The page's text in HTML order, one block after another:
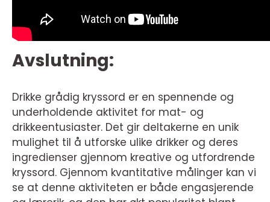
Avslutning:
Drikke grådig kryssord er en spennende og
underholdende aktivitet for mat- og
drikkeentusiaster. Det gir deltakerne en unik
mulighet til å utforske ulike drikker og deres
ingredienser gjennom kreative og utfordrende
kryssord. Gjennom kvantitative målinger kan vi
se at denne aktiviteten er både engasjerende